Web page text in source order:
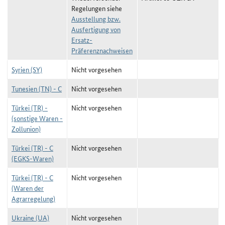
Regelungen siehe
Ausstellung bzw.
Ausfertigung von
Ersatz-
Präferenznachweisen
Syrien (SY)
Nicht vorgesehen
Tunesien (TN) - C
Nicht vorgesehen
Türkei (TR) -
(sonstige Waren -
Zollunion)
Nicht vorgesehen
Türkei (TR) - C
(EGKS-Waren)
Nicht vorgesehen
Türkei (TR) - C
(Waren der
Agrarregelung)
Nicht vorgesehen
Ukraine (UA) Nicht vorgesehen